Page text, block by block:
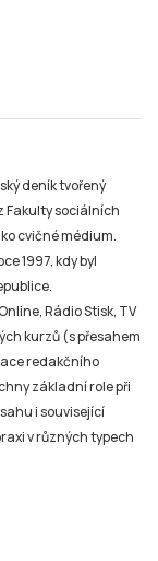
deník tvořený
Fakulty sociálních
cvičné médium.
1997, kdy byl
Rádio Stisk, TV
kurzů (s přesahem
redakčního
základní role při
i související
v různých typech